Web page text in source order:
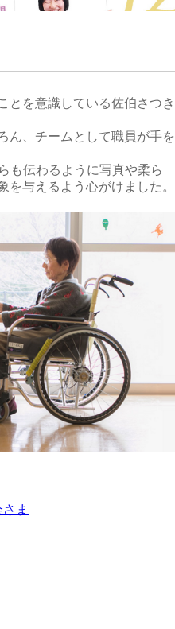
とを意識している佐伯さつき
ん、チームとして職員が手を
も伝わるように写真や柔ら
与えるよう心がけました。
ま